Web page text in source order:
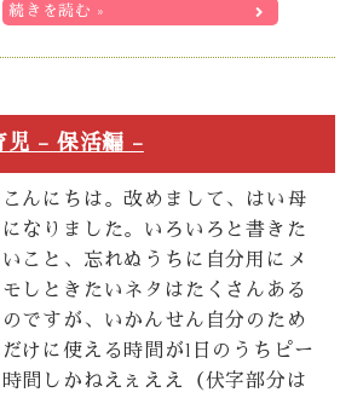
続きを読む »
児 – 保活編 –
こんにちは。改めまして、はい母
になりました。いろいろと書きた
いこと、忘れぬうちに自分用にメ
モしときたいネタはたくさんある
のですが、いかんせん自分のため
だけに使える時間が1日のうちピー
時間しかねえぇええ（伏字部分は